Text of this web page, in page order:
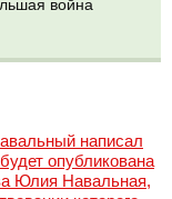
война
написал
опубликована
Юлия Навальная,